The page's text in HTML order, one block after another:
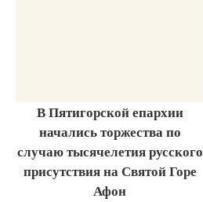
В Пятигорской епархии
начались торжества по
случаю тысячелетия русского
присутствия на Святой Горе
Афон